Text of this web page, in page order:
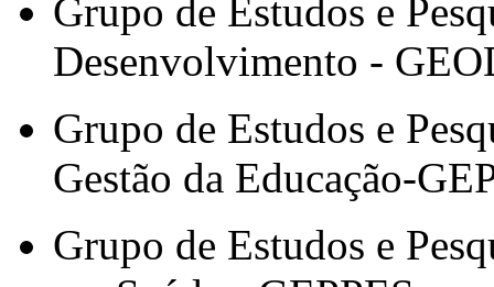
Grupo de Estudos e
Desenvolvimento -
Grupo de Estudos e
Gestão da Educação-
Grupo de Estudos e